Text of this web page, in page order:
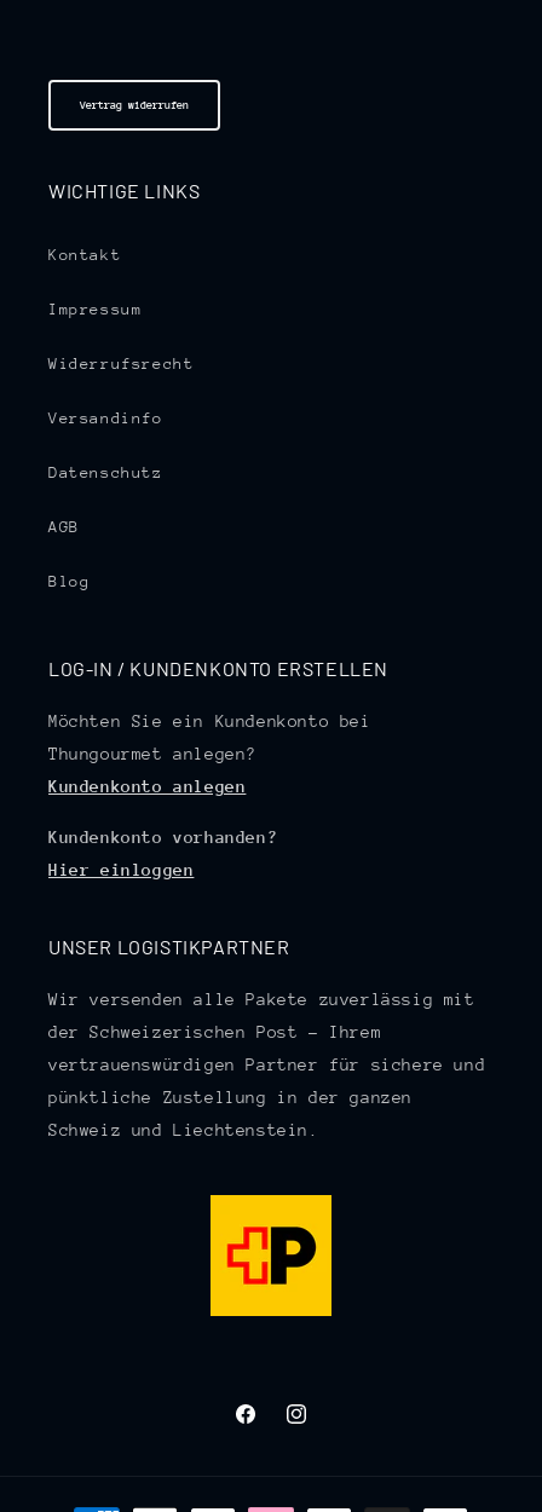
Vertrag widerrufen
WICHTIGE LINKS
Kontakt
Impressum
Widerrufsrecht
Versandinfo
Datenschutz
AGB
Blog
LOG-IN / KUNDENKONTO ERSTELLEN
Möchten Sie ein Kundenkonto bei
Thungourmet anlegen?
Kundenkonto anlegen
Kundenkonto vorhanden?
Hier einloggen
UNSER LOGISTIKPARTNER
Wir versenden alle Pakete zuverlässig mit
der Schweizerischen Post – Ihrem
vertrauenswürdigen Partner für sichere und
pünktliche Zustellung in der ganzen
Schweiz und Liechtenstein.
FacebookInstagram